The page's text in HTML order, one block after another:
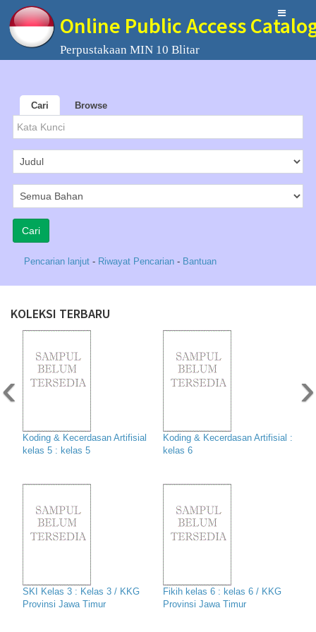
Online Public Access
Perpustakaan MIN 10 Blitar
Cari Browse
Pencarian lanjut - Riwayat Pencarian - Bantuan
KOLEKSI TERBARU
Koding & Kecerdasan Artifisial
kelas 5 : kelas 5
Koding & Kecerdasan Artifisial :
kelas 6
SKI Kelas 3 : Kelas 3 / KKG
Provinsi Jawa Timur
Fikih kelas 6 : kelas 6 / KKG
Provinsi Jawa Timur
‹ ›